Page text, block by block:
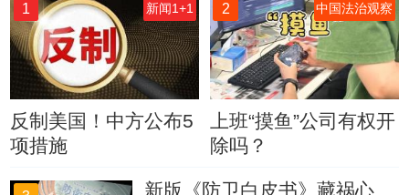
1 新闻1+1
反制美国！中方公布5
项措施
2 中国法治观察
上班“摸鱼”公司有权开
除吗？
新版《防卫白皮书》藏祸心